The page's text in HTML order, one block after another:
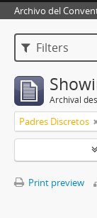
Archivo del
Filters
Archival
Padres Discretos
Print preview